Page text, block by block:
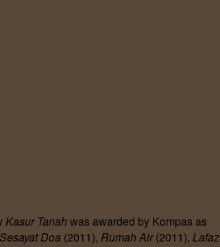
Kasur Tanahwas awarded by Kompas as
Doa (2011), Rumah Air(2011), Lafaz